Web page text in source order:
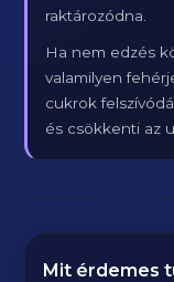
raktározódna.
Ha nem edzés
valamilyen
cukrok
és csökkenti az
Mit érdemes